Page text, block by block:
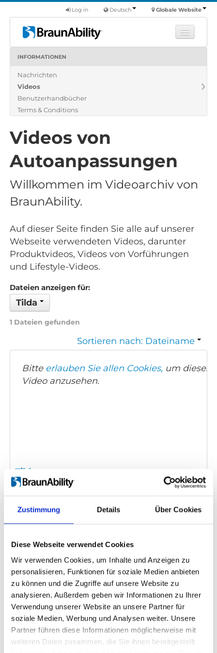
Zustimmung Details Über Cookies
Diese Webseite verwendet Cookies
Wir verwenden Cookies, um Inhalte und Anzeigen zu
personalisieren, Funktionen für soziale Medien anbieten
zu können und die Zugriffe auf unsere Website zu
analysieren. Außerdem geben wir Informationen zu Ihrer
Verwendung unserer Website an unsere Partner für
soziale Medien, Werbung und Analysen weiter. Unsere
Partner führen diese Informationen möglicherweise mit
weiteren Daten zusammen, die Sie ihnen bereitgestellt
Globale Website
Deutsch
Log in
Produkte
Über uns
Finde einen Händler
INFORMATIONEN
Nachrichten
Videos
Benutzerhandbücher
Terms & Conditions
Videos von
Autoanpassungen
Willkommen im Videoarchiv von
BraunAbility.
Auf dieser Seite finden Sie alle auf unserer
Webseite verwendeten Videos, darunter
Produktvideos, Videos von Vorführungen
und Lifestyle-Videos.
Dateien anzeigen für:
Tilda
1 Dateien gefunden
Sortieren nach: Dateiname
Bitte erlauben Sie allen Cookies, um dieses
Video anzusehen.
Tilda
Einbettungscode
(Kopieren Sie den folgenden Code
um das Video einzubetten)
Kategorie: Tilda, Product video
Zurück 1 Weiter